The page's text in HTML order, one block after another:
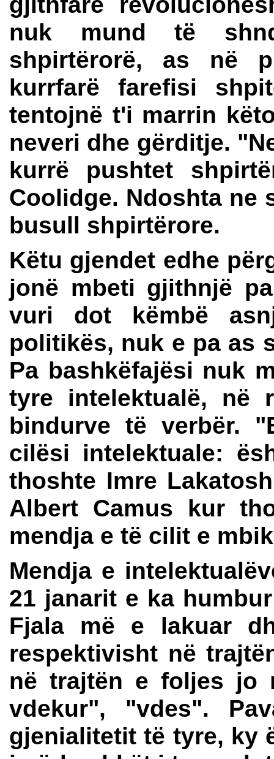
nuk mund të
shpirtërorë, as në
kurrfarë farefisi
tentojnë t'i marrin
neveri dhe gërditje.
kurrë pushtet
Coolidge. Ndoshta ne
busull shpirtërore.
Këtu gjendet edhe
jonë mbeti gjithnjë
vuri dot këmbë
politikës, nuk e pa as
Pa bashkëfajësi nuk
tyre intelektualë,
bindurve të verbër.
cilësi intelektuale:
thoshte Imre
Albert Camus kur
mendja e të cilit e
Mendja e
21 janarit e ka
Fjala më e lakuar
respektivisht në
në trajtën e foljes jo
vdekur", "vdes".
gjenialitetit të tyre, ky